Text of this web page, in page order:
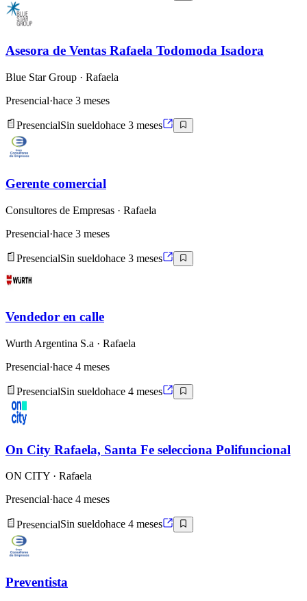
Asesora de Ventas Rafaela Todomoda Isadora
Blue Star Group · Rafaela
Presencial·hace 3 meses
PresencialSin sueldohace 3 meses
Gerente comercial
Consultores de Empresas · Rafaela
Presencial·hace 3 meses
PresencialSin sueldohace 3 meses
Vendedor en calle
Wurth Argentina S.a · Rafaela
Presencial·hace 4 meses
PresencialSin sueldohace 4 meses
On City Rafaela, Santa Fe selecciona Polifuncional
ON CITY · Rafaela
Presencial·hace 4 meses
PresencialSin sueldohace 4 meses
Preventista